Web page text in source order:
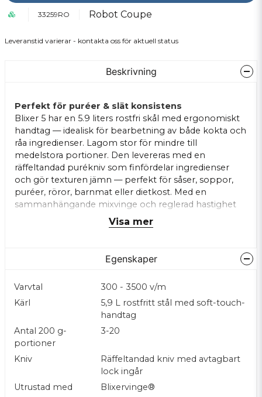
33259RO Robot Coupe
Leveranstid varierar - kontakta oss för aktuell status
Beskrivning
Perfekt för puréer & slät konsistens
Blixer 5 har en 5.9 liters rostfri skål med ergonomiskt
handtag — idealisk för bearbetning av både kokta och
råa ingredienser. Lagom stor för mindre till
medelstora portioner. Den levereras med en
räffeltandad purékniv som finfördelar ingredienser
och gör texturen jämn — perfekt för såser, soppor,
puréer, röror, barnmat eller dietkost. Med en
sammanhängande mixvinge och reglerad hastighet
uppnås en extremt slät konsistens — även vid små
Blixer 5 har en induktionsmotor med direktdrift —
driftsäkerhet, även vid frekvent användning. Maskinen
har enkelt gränssnitt med variabelt varvtal med
on/off-knapp och pulsfunktion — gör den lätt att
portionering.
Hygien och enkel rengöring
Alla delar som kommer i kontakt med mat — skål,
kniv, lock — är i rostfritt stål eller diskmaskinsvänliga
material samt lätta att demontera, vilket underlättar
Visa mer
Egenskaper
Varvtal
300 - 3500 v/m
Kärl
5,9 L rostfritt stål med soft-touch-
handtag
Antal 200 g-
portioner
3-20
Kniv
Räffeltandad kniv med avtagbart
lock ingår
Utrustad med
Blixervinge®